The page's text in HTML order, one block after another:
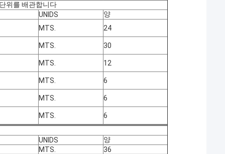
위를 배관합니다
UNIDS
양
MTS. 24
MTS. 30
MTS. 12
MTS. 6
MTS. 6
MTS.
6
UNIDS
양
MTS.
36